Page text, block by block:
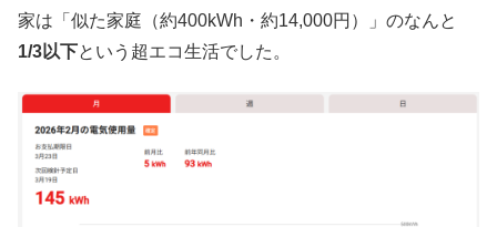
家は「似た家庭（約400kWh・約14,000円）」のなんと
1/3以下という超エコ生活でした。